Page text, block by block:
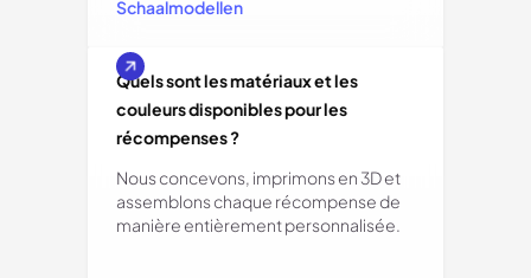
Schaalmodellen
Quels sont les matériaux et les
couleurs disponibles pour les
récompenses ?
Nous concevons, imprimons en 3D et
assemblons chaque récompense de
manière entièrement personnalisée.